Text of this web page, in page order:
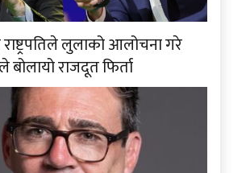
राष्ट्रपतिले लुलाको आलोचना गरे
बोलायो राजदूत फिर्ता